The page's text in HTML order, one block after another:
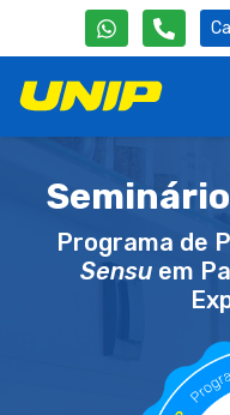
Programa de
Sensuem